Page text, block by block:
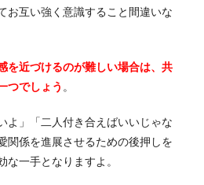
お互い強く意識すること間違いな
を近づけるのが難しい場合は、共
つでしょう 。
よ」「二人付き合えばいいじゃな
関係を進展させるための後押しを
な一手となりますよ。